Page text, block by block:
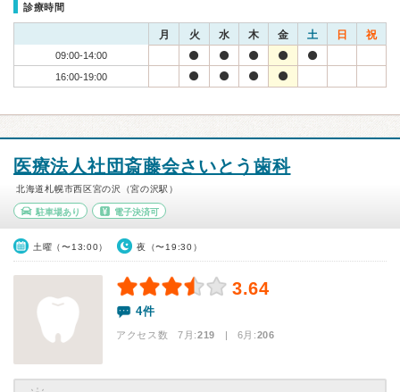
診療時間
月 火 水 木 金 土 日 祝
09:00-14:00
16:00-19:00
医療法人社団斎藤会さいとう歯科
北海道札幌市西区宮の沢（宮の沢駅）
駐車場あり 電子決済可
土曜（〜13:00） 夜（〜19:30）
3.64
4件
アクセス数 7月:219 | 6月:206